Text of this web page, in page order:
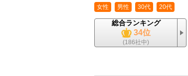
女性 男性 30代 20代
総合ランキング
34位
(186社中)